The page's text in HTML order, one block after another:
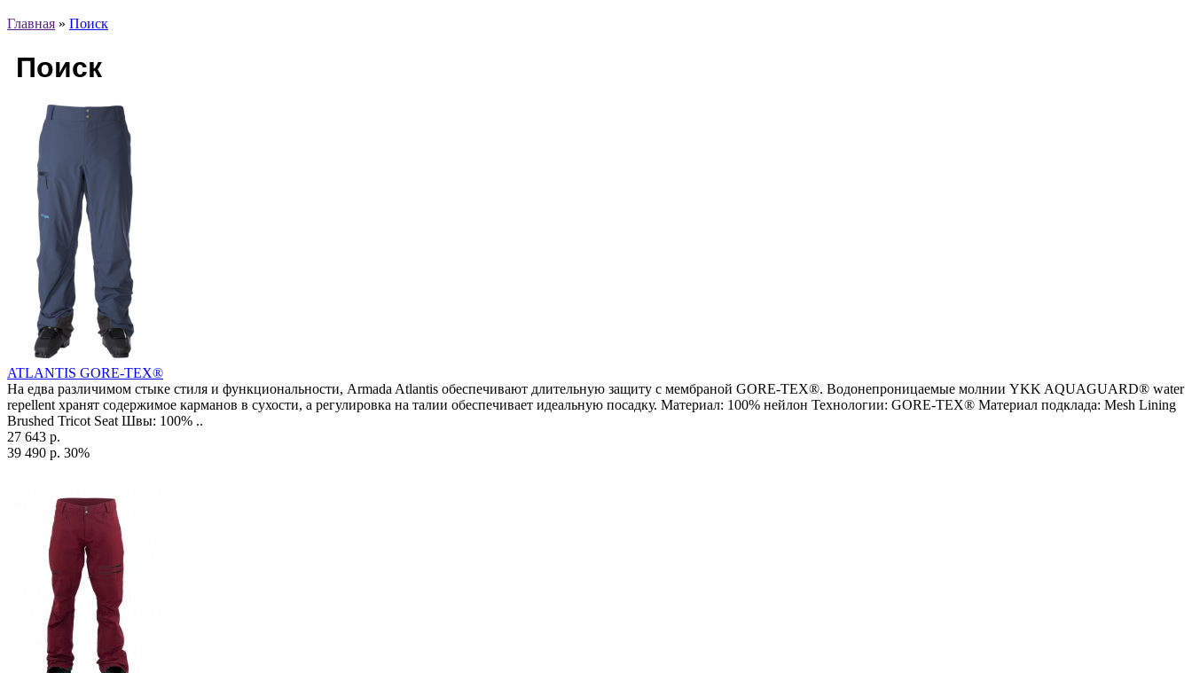
Главная » Поиск
Поиск
ATLANTIS GORE-TEX®
На едва различимом стыке стиля и функциональности, Armada Atlantis обеспечивают длительную защиту с мембраной GORE-TEX®. Водонепроницаемые молнии YKK AQUAGUARD® water
repellent хранят содержимое карманов в сухости, а регулировка на талии обеспечивает идеальную посадку. Материал: 100% нейлон Технологии: GORE-TEX® Материал подклада: Mesh Lining
Brushed Tricot Seat Швы: 100% ..
27 643 р.
39 490 р. 30%